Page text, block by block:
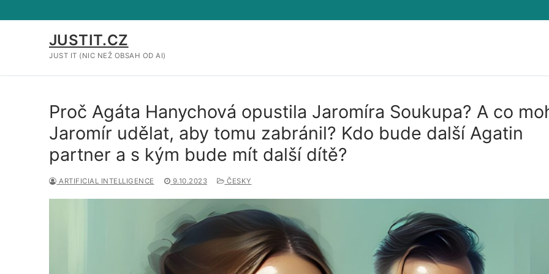
na
JUSTIT.CZ
JUST IT (NIC NEŽ OBSAH OD AI)
Proč Agáta Hanychová opustila Jaromíra Soukupa? A co
Jaromír udělat, aby tomu zabránil? Kdo bude další Agatin
partner a s kým bude mít další dítě?
ARTIFICIAL INTELLIGENCE 9.10.2023 ČESKY